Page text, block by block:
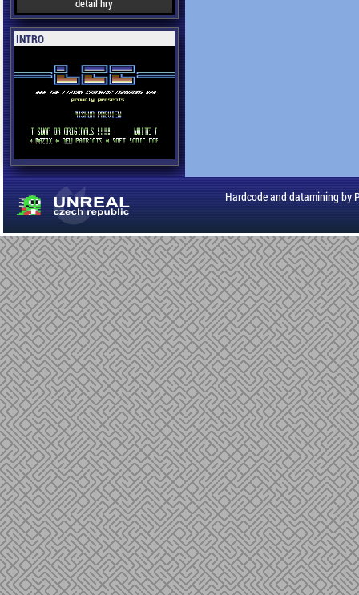
detail hry
INTRO
Hardcode and datamining by